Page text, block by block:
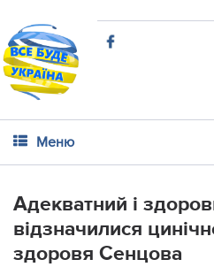
Меню
Адекватний і
відзначилися
здоровя Сенцова